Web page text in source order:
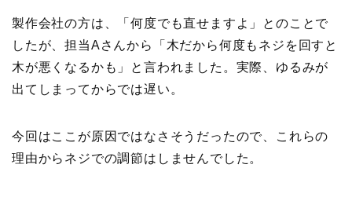
製作会社の方は、「何度でも直せますよ」とのことで
したが、担当Aさんから「木だから何度もネジを回すと
木が悪くなるかも」と言われました。実際、ゆるみが
出てしまってからでは遅い。
今回はここが原因ではなさそうだったので、
これらの
理由からネジでの調節はしませんでした 。